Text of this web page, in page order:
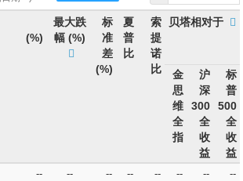
(%)
最大跌
幅(%)
标
准
差
(%)
夏
普
比
索
提
诺
比
贝塔相对于
金
思
维
全
指
沪
深
300
全
收
益
标
普
500
全
收
益
-- -- -- -- -- -- --
--